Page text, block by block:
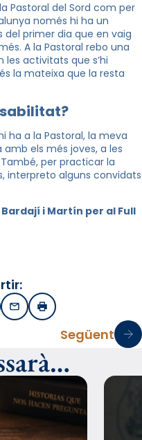
Pastoral del Sord com per
només hi ha un
del primer dia que en vaig
A la Pastoral rebo una
activitats que s’hi
la mateixa que la resta
ha a la Pastoral, la meva
els més joves, a les
per practicar la
interpreto alguns convidats
i Martín per al Full
EmailImprimir
Següent